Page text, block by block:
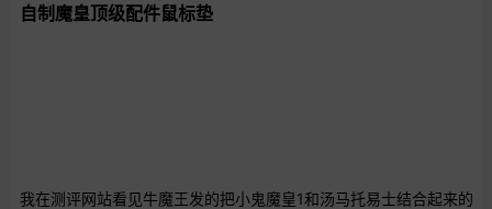
自制魔皇顶级配件鼠标垫
我在测评网站看见牛魔王发的把小鬼魔皇1和汤马托易士结合起来的